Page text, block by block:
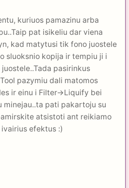
kuriuos pamazinu arba
pat isikeliu dar viena
kad matytusi tik fono juostele
sluoksnio kopija ir tempiu ji i
pasirinkus
pazymiu dali matomos
ir einu i Filter->Liquify bei
minejau..ta pati pakartoju su
atsistoti ant reikiamo
efektus :)